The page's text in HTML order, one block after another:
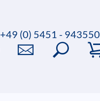
+49 (0) 5451 - 943550